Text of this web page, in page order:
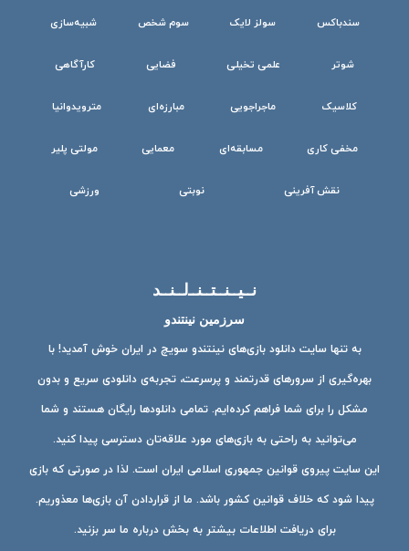
سندباکس سولز لایک سوم شخص شبیه‌سازی
شوتر علمی تخیلی فضایی کارآگاهی
کلاسیک ماجراجویی مبارزه‌ای مترویدوانیا
مخفی کاری مسابقه‌ای معمایی مولتی پلیر
نقش آفرینی نوبتی ورزشی
نــیــنــتــنــ‌لــنــد
سرزمین نینتندو
به تنها سایت دانلود بازی‌های نینتندو سویچ در ایران خوش آمدید! با
بهره‌گیری از سرورهای قدرتمند و پرسرعت، تجربه‌ی دانلودی سریع و بدون
مشکل را برای شما فراهم کرده‌ایم. تمامی دانلودها رایگان هستند و شما
می‌توانید به راحتی به بازی‌های مورد علاقه‌تان دسترسی پیدا کنید.
این سایت پیروی قوانین جمهوری اسلامی ایران است. لذا در صورتی که بازی
پیدا شود که خلاف قوانین کشور باشد. ما از قراردادن آن بازی‌ها معذوریم.
برای دریافت اطلاعات بیشتر به بخش درباره ما سر بزنید.